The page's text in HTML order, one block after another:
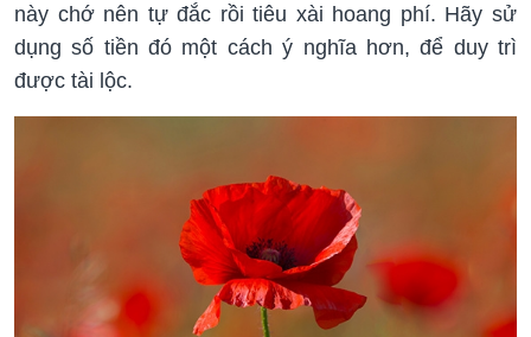
này chớ nên tự đắc rồi tiêu xài hoang phí. Hãy sử
dụng số tiền đó một cách ý nghĩa hơn, để duy trì
được tài lộc.